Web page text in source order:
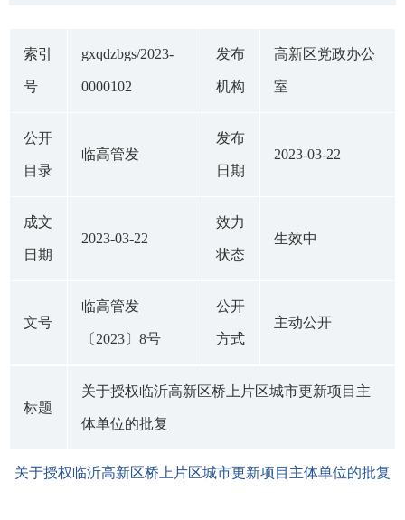
索引
号
gxqdzbgs/2023-
0000102
发布
机构
高新区党政办公
室
公开
目录
临高管发
发布
日期
2023-03-22
成文
日期
2023-03-22
效力
状态
生效中
文号
临高管发
〔2023〕8号
公开
方式
主动公开
标题
关于授权临沂高新区桥上片区城市更新项目主
体单位的批复
关于授权临沂高新区桥上片区城市更新项目主体单位的批复